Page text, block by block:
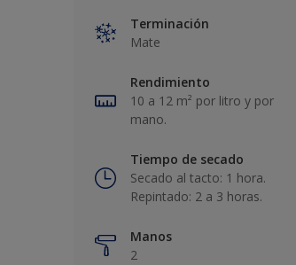
Terminación
Mate
Rendimiento
10 a 12 m² por litro y por
mano.
Tiempo de secado
Secado al tacto: 1 hora.
Repintado: 2 a 3 horas.
Manos
2